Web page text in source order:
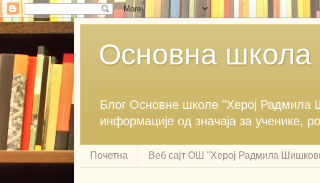
Основна
Блог ‎Основне школе "Херој ‎Радмила
информације ‎од значаја за ученике,
Почетна Веб сајт ОШ "Херој Радмила